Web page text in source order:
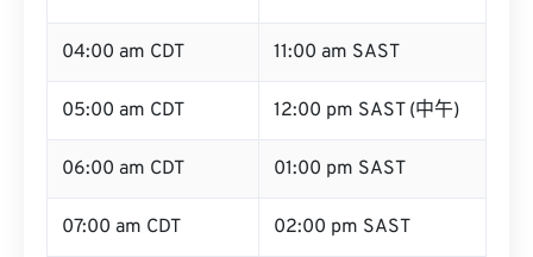
04:00 am CDT 11:00 am SAST
05:00 am CDT 12:00 pm SAST (中午)
06:00 am CDT 01:00 pm SAST
07:00 am CDT 02:00 pm SAST